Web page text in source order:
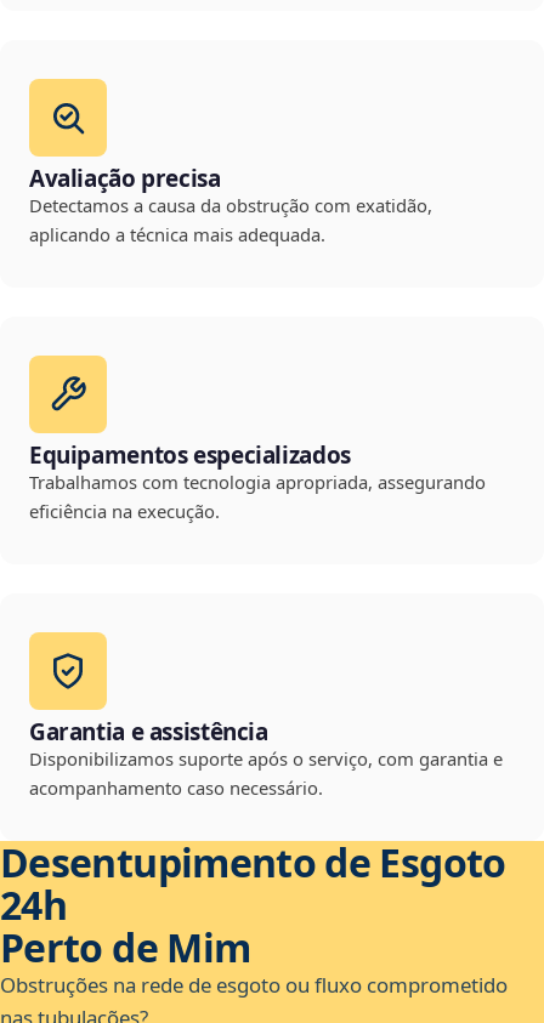
Avaliação precisa
Detectamos a causa da obstrução com exatidão,
aplicando a técnica mais adequada.
Equipamentos especializados
Trabalhamos com tecnologia apropriada, assegurando
eficiência na execução.
Garantia e assistência
Disponibilizamos suporte após o serviço, com garantia e
acompanhamento caso necessário.
Desentupimento de Esgoto
24h
Perto de Mim
Obstruções na rede de esgoto ou fluxo comprometido